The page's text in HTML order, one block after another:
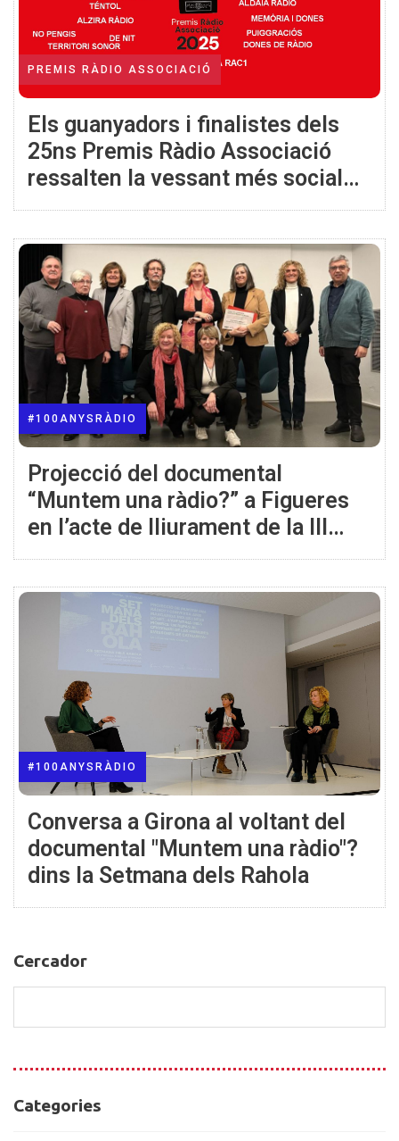
PREMIS RÀDIO ASSOCIACIÓ
Els guanyadors i finalistes dels
25ns Premis Ràdio Associació
ressalten la vessant més social
de la ràdio i reconeixen projectes
que preserven la seva memòria
#100ANYSRÀDIO
Projecció del documental
“Muntem una ràdio?” a Figueres
en l’acte de lliurament de la III
Beca Minobis
#100ANYSRÀDIO
Conversa a Girona al voltant del
documental "Muntem una ràdio"?
dins la Setmana dels Rahola
Cercador
Cercador
Categories
Categories